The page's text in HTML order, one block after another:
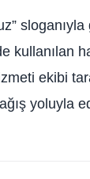
kullanılan
ekibi
yoluyla